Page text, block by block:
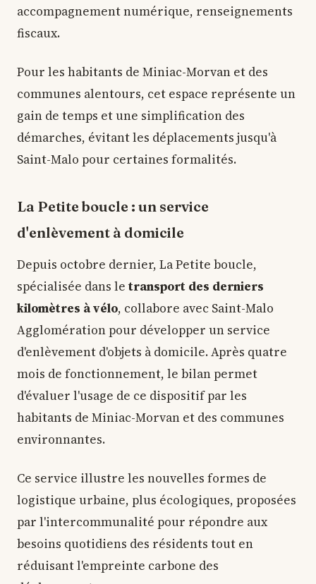
accompagnement numérique, renseignements
fiscaux.
Pour les habitants de Miniac-Morvan et des
communes alentours, cet espace représente un
gain de temps et une simplification des
démarches, évitant les déplacements jusqu'à
Saint-Malo pour certaines formalités.
La Petite boucle : un service
d'enlèvement à domicile
Depuis octobre dernier, La Petite boucle,
spécialisée dans le transport des derniers
kilomètres à vélo, collabore avec Saint-Malo
Agglomération pour développer un service
d'enlèvement d'objets à domicile. Après quatre
mois de fonctionnement, le bilan permet
d'évaluer l'usage de ce dispositif par les
habitants de Miniac-Morvan et des communes
environnantes.
Ce service illustre les nouvelles formes de
logistique urbaine, plus écologiques, proposées
par l'intercommunalité pour répondre aux
besoins quotidiens des résidents tout en
réduisant l'empreinte carbone des